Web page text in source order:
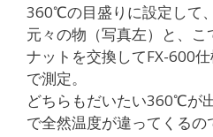
360℃の目盛りに設定して
元々の物（写真左）と、
ナットを交換してFX-600仕
で測定。
どちらもだいたい360℃が
で全然温度が違ってくる